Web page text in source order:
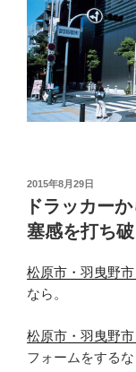
投
稿
日:
2015年8月29日
ドラッカー
塞感を打ち
松原市・羽曳野
なら。
松原市・羽曳野
フォームをするな